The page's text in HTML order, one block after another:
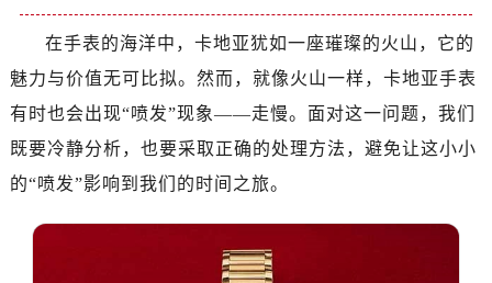
在手表的海洋中，卡地亚犹如一座璀璨的火山，它的
魅力与价值无可比拟。然而，就像火山一样，卡地亚手表
有时也会出现“喷发”现象——走慢。面对这一问题，我们
既要冷静分析，也要采取正确的处理方法，避免让这小小
的“喷发”影响到我们的时间之旅。